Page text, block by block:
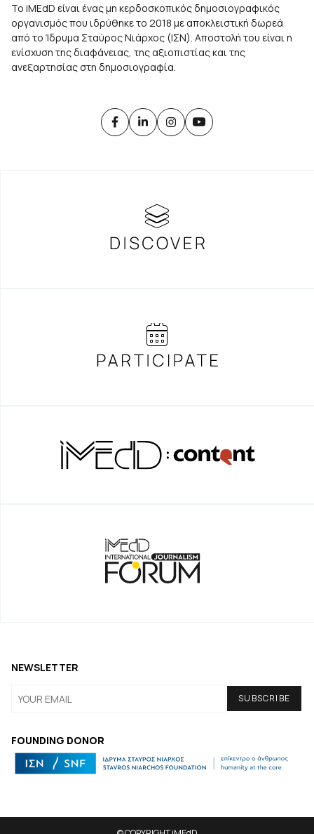
Το iMEdD είναι ένας μη κερδοσκοπικός δημοσιογραφικός
οργανισμός που ιδρύθηκε το 2018 με αποκλειστική δωρεά
από το Ίδρυμα Σταύρος Νιάρχος (ΙΣΝ). Αποστολή του είναι η
ενίσχυση της διαφάνειας, της αξιοπιστίας και της
ανεξαρτησίας στη δημοσιογραφία.
FOUNDING DONOR
NEWSLETTER